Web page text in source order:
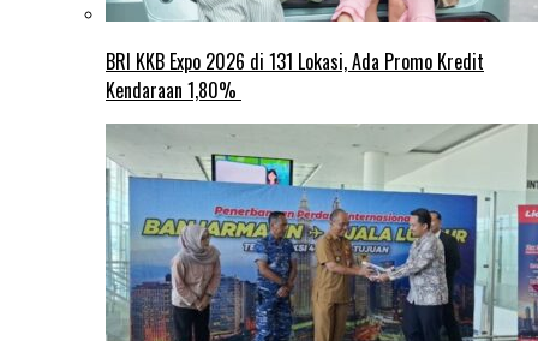
BRI KKB Expo 2026 di 131 Lokasi, Ada Promo Kredit
Kendaraan 1,80%